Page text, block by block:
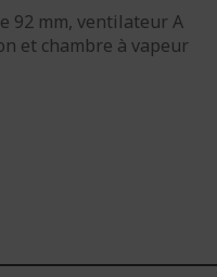
92 mm, ventilateur A
et chambre à vapeur